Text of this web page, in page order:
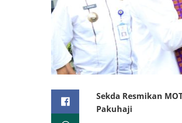
Sekda Resmikan
Pakuhaji